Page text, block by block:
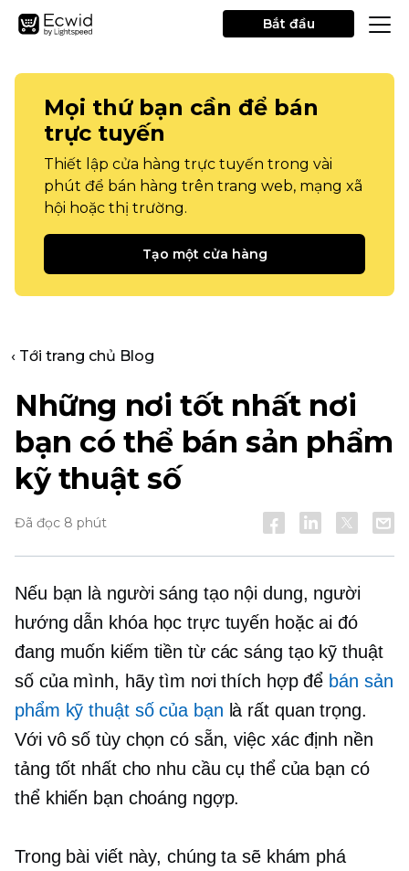
Bắt đầu
Mọi thứ bạn cần để bán
trực tuyến
Thiết lập cửa hàng trực tuyến trong vài
phút để bán hàng trên trang web, mạng xã
hội hoặc thị trường.
Tạo một cửa hàng
‹ Tới trang chủ Blog
Những nơi tốt nhất nơi
bạn có thể bán sản phẩm
kỹ thuật số
Đã đọc 8 phút
Nếu bạn là người sáng tạo nội dung, người
hướng dẫn khóa học trực tuyến hoặc ai đó
đang muốn kiếm tiền từ các sáng tạo kỹ thuật
số của mình, hãy tìm nơi thích hợp để bán sản
phẩm kỹ thuật số của bạn là rất quan trọng.
Với vô số tùy chọn có sẵn, việc xác định nền
tảng tốt nhất cho nhu cầu cụ thể của bạn có
thể khiến bạn choáng ngợp.
Trong bài viết này, chúng ta sẽ khám phá